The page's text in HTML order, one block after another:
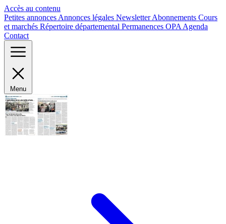
Accès au contenu
Petites annonces Annonces légales NewsletterAbonnements Cours
et marchés Répertoire départemental Permanences OPA Agenda
Contact
Menu
Panneau de gestion des cookies